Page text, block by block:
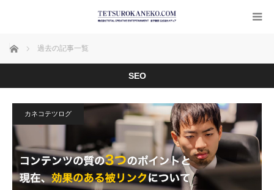
ホーム 過去の記事一覧
SEO
カネコテツログ